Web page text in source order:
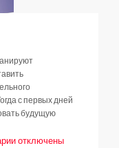
с первых дней
будущую
котключены